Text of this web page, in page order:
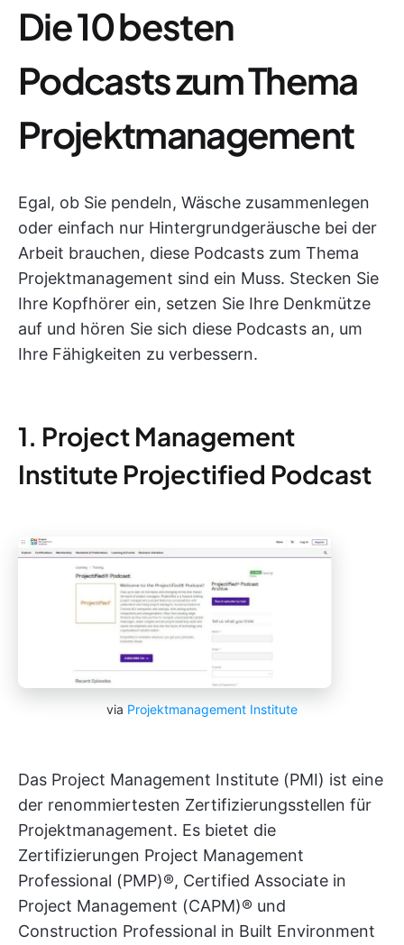
Die 10 besten
Podcasts zum Thema
Projektmanagement
Egal, ob Sie pendeln, Wäsche zusammenlegen
oder einfach nur Hintergrundgeräusche bei der
Arbeit brauchen, diese Podcasts zum Thema
Projektmanagement sind ein Muss. Stecken Sie
Ihre Kopfhörer ein, setzen Sie Ihre Denkmütze
auf und hören Sie sich diese Podcasts an, um
Ihre Fähigkeiten zu verbessern.
1. Project Management
Institute Projectified Podcast
via Projektmanagement Institute
Das Project Management Institute (PMI) ist eine
der renommiertesten Zertifizierungsstellen für
Projektmanagement. Es bietet die
Zertifizierungen Project Management
Professional (PMP)®, Certified Associate in
Project Management (CAPM)® und
Construction Professional in Built Environment